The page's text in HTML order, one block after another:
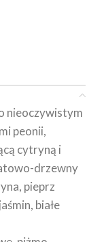
nieoczywistym
peonii,
cytryną i
drzewny
pieprz
białe